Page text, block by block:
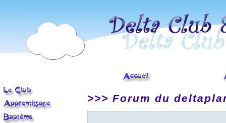
>>> Forum du